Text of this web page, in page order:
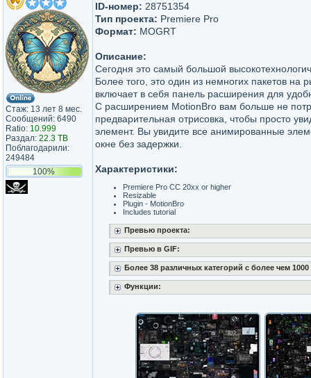
Стаж: 13 лет 8 мес.
Сообщений: 6490
Ratio: 10.999
Раздал: 22.3 TB
Поблагодарили:
249484
100%
ID-номер: 28751354
Тип проекта: Premiere Pro
Формат: MOGRT
Описание:
Сегодня это самый большой
Более того, это один из немногих пакетов на
включает в себя панель расширения для
С расширением MotionBro вам больше не
предварительная отрисовка, чтобы просто
элемент. Вы увидите все анимированные
окне без задержки.
Характеристики:
Premiere Pro CC 20xx or higher
Resizable
Plugin - MotionBro
Includes tutorial
Превью проекта:
Превью в GIF:
Более 38 различных категорий с более чем
Функции: